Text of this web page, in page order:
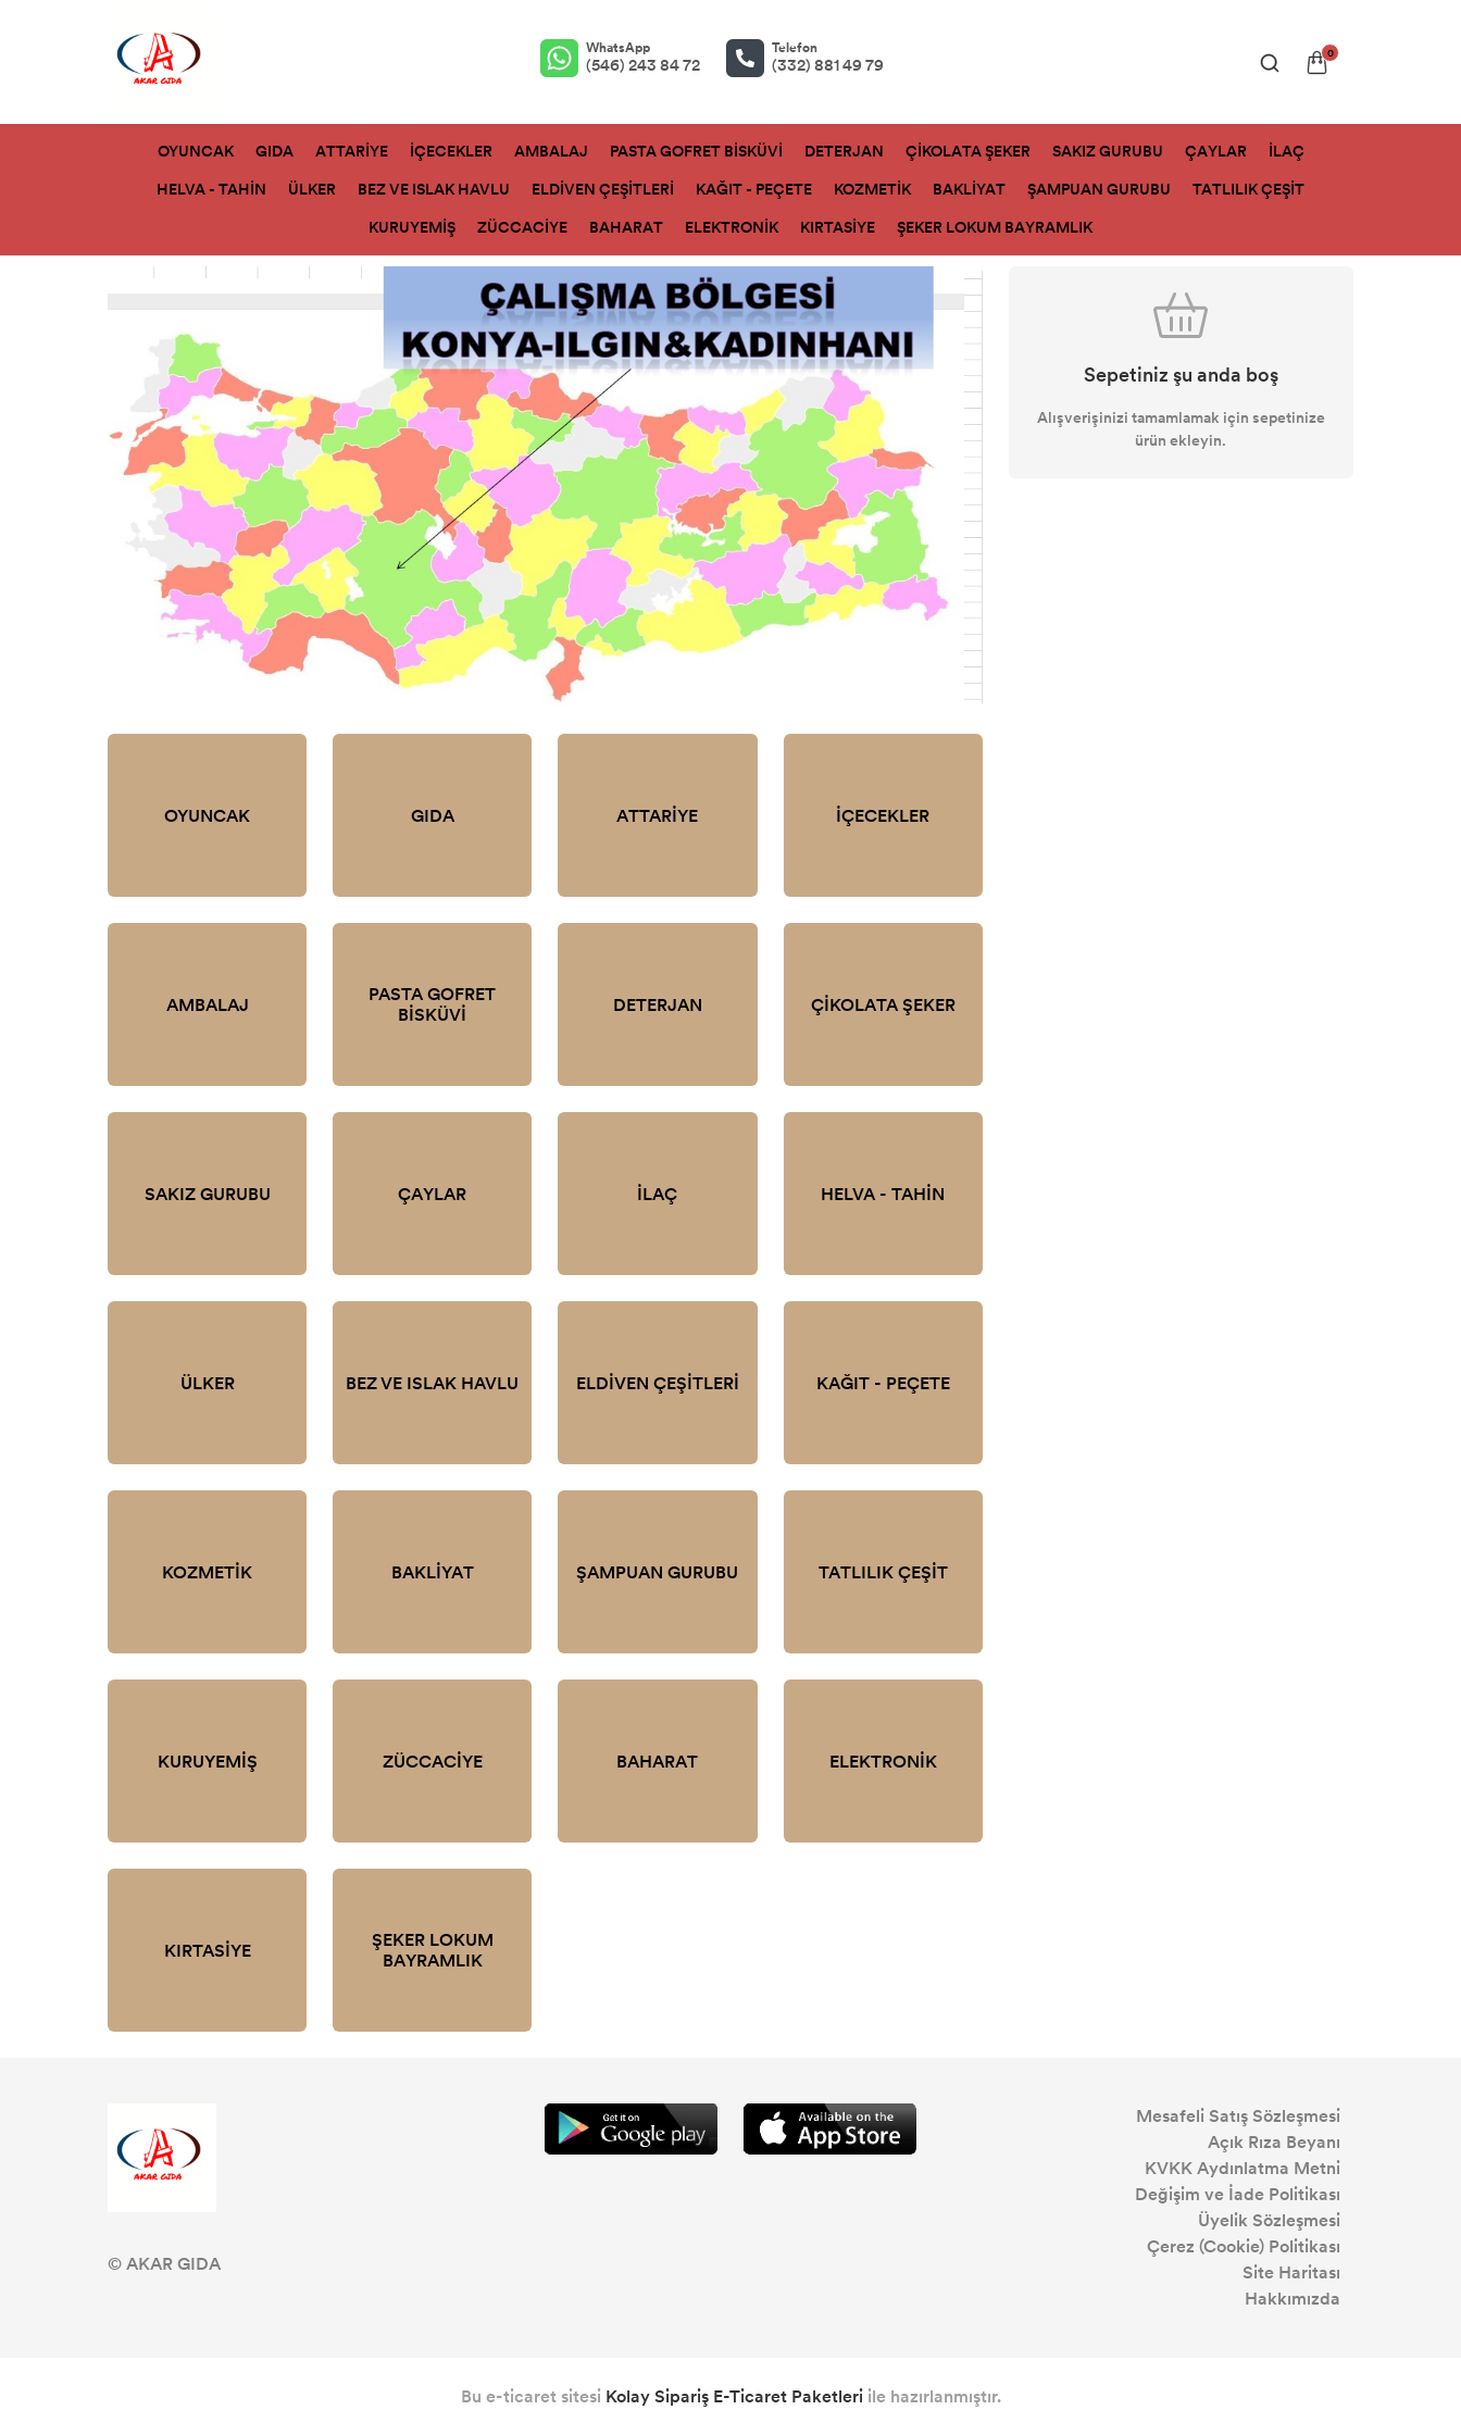
WhatsApp
(546) 243 84 72
Telefon
(332) 881 49 79
0
OYUNCAK GIDA ATTARİYE İÇECEKLER AMBALAJ PASTA GOFRET BİSKÜVİ DETERJAN ÇİKOLATA ŞEKER SAKIZ GURUBU ÇAYLAR
İLAÇ
HELVA - TAHİN
ÜLKER BEZ VE ISLAK HAVLU ELDİVEN ÇEŞİTLERİ KAĞIT - PEÇETE KOZMETİK BAKLİYAT ŞAMPUAN GURUBU
TATLILIK ÇEŞİT
KURUYEMİŞ
ZÜCCACİYE BAHARAT ELEKTRONİK KIRTASİYE ŞEKER LOKUM BAYRAMLIK
OYUNCAK GIDA ATTARİYE İÇECEKLER
AMBALAJ
PASTA GOFRET
BİSKÜVİ
DETERJAN ÇİKOLATA ŞEKER
SAKIZ GURUBU ÇAYLAR İLAÇ HELVA - TAHİN
ÜLKER BEZ VE ISLAK HAVLU ELDİVEN ÇEŞİTLERİ KAĞIT - PEÇETE
KOZMETİK BAKLİYAT ŞAMPUAN GURUBU TATLILIK ÇEŞİT
KURUYEMİŞ ZÜCCACİYE BAHARAT ELEKTRONİK
KIRTASİYE
ŞEKER LOKUM
BAYRAMLIK
Sepetiniz şu anda boş
Alışverişinizi tamamlamak için sepetinize
ürün ekleyin.
© AKAR GIDA
Mesafeli Satış Sözleşmesi
Açık Rıza Beyanı
KVKK Aydınlatma Metni
Değişim ve İade Politikası
Üyelik Sözleşmesi
Çerez (Cookie) Politikası
Site Haritası
Hakkımızda
Bu e-ticaret sitesi Kolay Sipariş E-Ticaret Paketleriile hazırlanmıştır.